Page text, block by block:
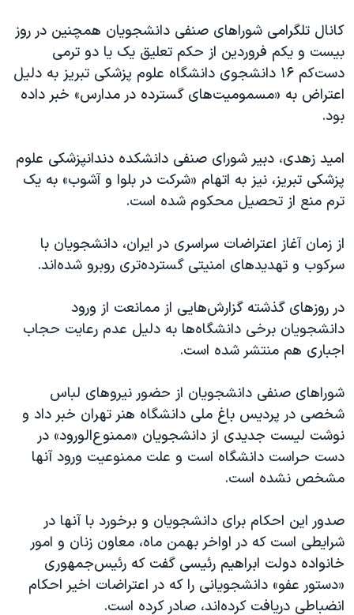
سفر پرزیدنت ترامپ به چین
کانال تلگرامی شوراهای صنفی دانشجویان همچنین در روز
بیست و یکم فروردین از حکم تعلیق یک یا دو ترمی
دست‌کم ۱۶ دانشجوی دانشگاه علوم پزشکی تبریز به دلیل
اعتراض به «مسمومیت‌های گسترده در مدارس» خبر داده
بود.
امید زهدی، دبیر شورای صنفی دانشکده دندانپزشکی علوم
پزشکی تبریز، نیز به اتهام «شرکت در بلوا و آشوب» به یک
ترم منع از تحصیل محکوم شده است.
از زمان آغاز اعتراضات سراسری در ایران، دانشجویان با
سرکوب و تهدیدهای امنیتی گسترده‌تری روبرو شده‌اند.
در‌ ر‌وزهای گذشته گزارش‌هایی از ممانعت از ورود
دانشجویان برخی دانشگاه‌ها به دلیل عدم رعایت حجاب
اجباری هم منتشر شده است.
شوراهای صنفی دانشجویان از حضور نیروهای لباس
شخصی در پردیس باغ ملی دانشگاه هنر تهران خبر داد و
نوشت لیست جدیدی از دانشجویان «ممنوع‌الورود» در
دست حراست دانشگاه است و علت ممنوعیت ورود آنها
مشخص نشده است.
صدور این احکام برای دانشجویان و برخورد با آنها در
شرایطی است که در اواخر بهمن ماه، معاون زنان و امور
خانواده دولت ابراهیم رئیسی گفت که رئیس‌جمهوری
«دستور عفو» دانشجویانی را که در اعتراضات اخیر احکام
انضباطی دریافت کرده‌اند، صادر کرده است.